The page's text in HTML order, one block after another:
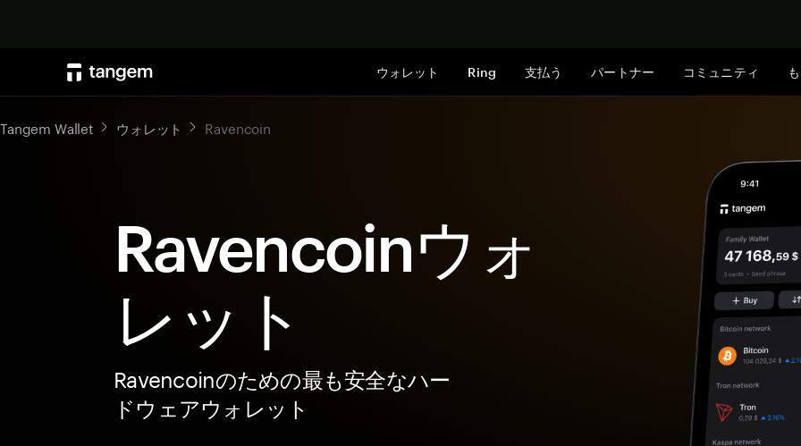
ウォレット Ring 支払う パートナー コミュニティ
Tangem Wallet ウォレット Ravencoin
Ravencoinウォ
レット
Ravencoinのための最も安全なハー
ドウェアウォレット